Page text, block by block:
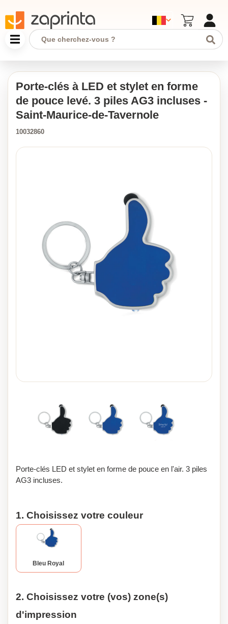
Porte-clés à LED et stylet en forme
de pouce levé. 3 piles AG3 incluses -
Saint-Maurice-de-Tavernole
10032860
Porte-clés LED et stylet en forme de pouce en l'air. 3 piles
AG3 incluses.
1. Choisissez votre couleur
Bleu Royal
2. Choisissez votre (vos) zone(s)
d'impression